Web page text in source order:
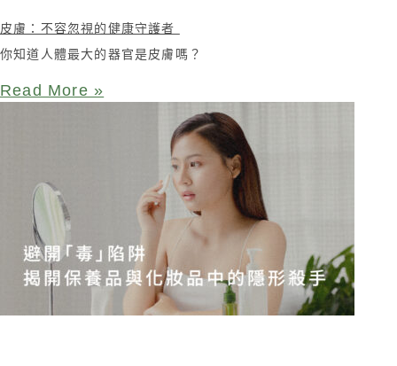
皮膚：不容忽視的健康守護者
你知道人體最大的器官是皮膚嗎？
Read More »